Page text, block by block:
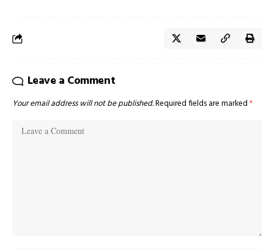
Leave a Comment
Your email address will not be published.Required fields are marked*